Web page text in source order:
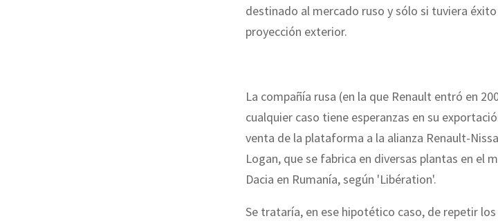
destinado al mercado ruso y sólo si tuviera
proyección exterior.
La compañía rusa (en la que Renault entró en
cualquier caso tiene esperanzas en su
venta de la plataforma a la alianza Renault-
Logan, que se fabrica en diversas plantas en el
Dacia en Rumanía, según 'Libération'.
Se trataría, en ese hipotético caso, de repetir